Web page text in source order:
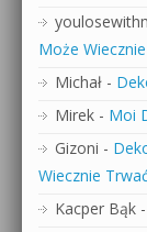
Może
Michał -
Mirek - Moi
Gizoni -
Wiecznie Trwać
Kacper Bąk -